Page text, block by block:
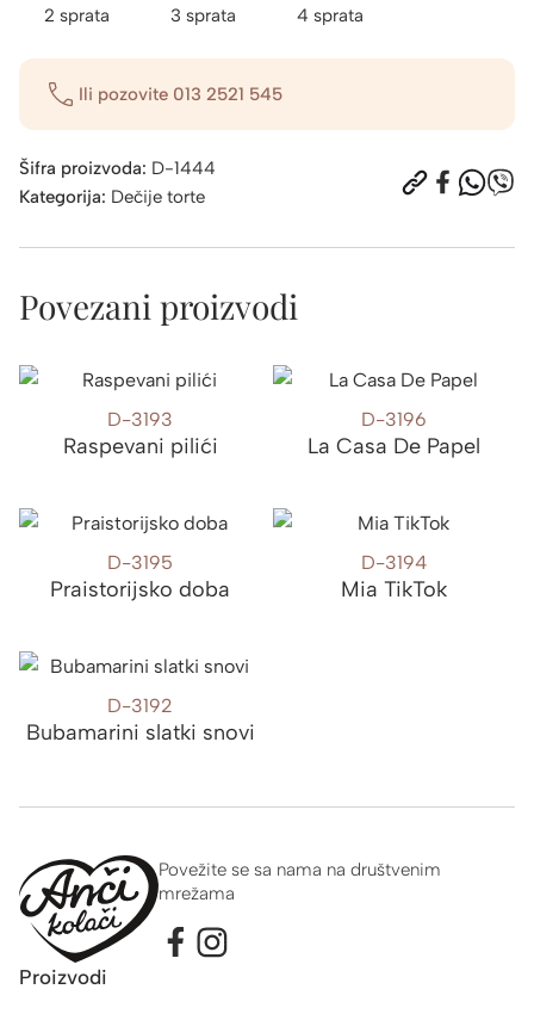
2 sprata 3 sprata 4 sprata
Ili pozovite 013 2521 545
Šifra proizvoda: D-1444
Kategorija: Dečije torte
Povezani proizvodi
D-3193
Raspevani pilići
D-3196
La Casa De Papel
D-3195
Praistorijsko doba
D-3194
Mia TikTok
D-3192
Bubamarini slatki snovi
Povežite se sa nama na društvenim
mrežama
Proizvodi